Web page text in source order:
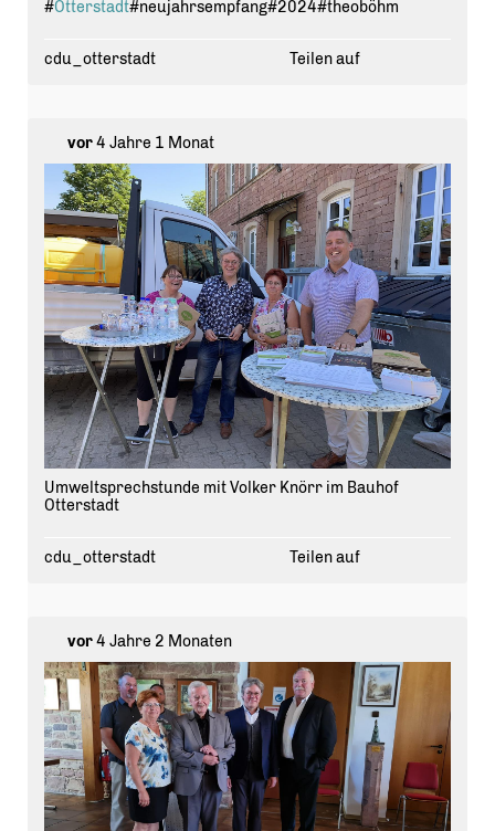
#Otterstadt#neujahrsempfang#2024#theoböhm
cdu_otterstadt Teilen auf
vor4 Jahre 1 Monat
Umweltsprechstunde mit Volker Knörr im Bauhof
Otterstadt
cdu_otterstadt Teilen auf
vor4 Jahre 2 Monaten